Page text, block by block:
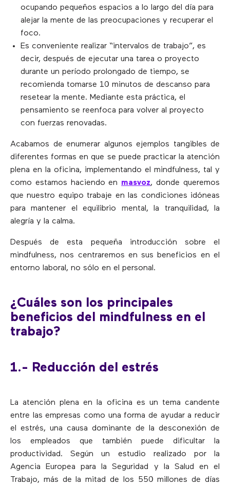
ocupando pequeños espacios a lo largo del día para
alejar la mente de las preocupaciones y recuperar el
foco.
Es conveniente realizar “intervalos de trabajo”, es
decir, después de ejecutar una tarea o proyecto
durante un período prolongado de tiempo, se
recomienda tomarse 10 minutos de descanso para
resetear la mente. Mediante esta práctica, el
pensamiento se reenfoca para volver al proyecto
con fuerzas renovadas.
Acabamos de enumerar algunos ejemplos tangibles de
diferentes formas en que se puede practicar la atención
plena en la oficina, implementando el mindfulness, tal y
como estamos haciendo en masvoz, donde queremos
que nuestro equipo trabaje en las condiciones idóneas
para mantener el equilibrio mental, la tranquilidad, la
alegría y la calma.
Después de esta pequeña introducción sobre el
mindfulness, nos centraremos en sus beneficios en el
entorno laboral, no sólo en el personal.
¿Cuáles son los principales
beneficios del mindfulness en el
trabajo?
1.- Reducción del estrés
La atención plena en la oficina es un tema candente
entre las empresas como una forma de ayudar a reducir
el estrés, una causa dominante de la desconexión de
los empleados que también puede dificultar la
productividad. Según un estudio realizado por la
Agencia Europea para la Seguridad y la Salud en el
Trabajo, más de la mitad de los 550 millones de días